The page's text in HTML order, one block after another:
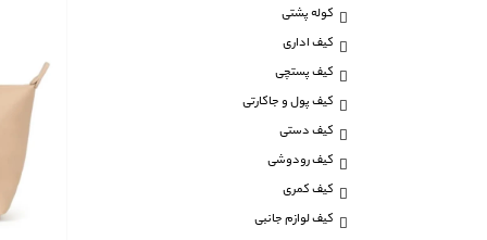
کوله پشتی
کیف اداری
کیف پستچی
کیف پول و جاکارتی
کیف دستی
کیف رودوشی
کیف کمری
کیف لوازم جانبی